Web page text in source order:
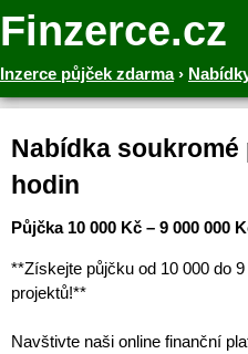
Finzerce.cz
Inzerce půjček zdarma›
Nabídka
hodin
Půjčka 10 000 Kč – 9 000 000
**Získejte půjčku od 10 000 do
projektů!**
Navštivte naši online finanční